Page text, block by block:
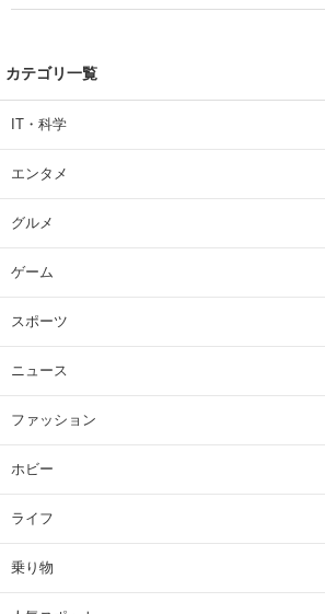
カテゴリ一覧
IT・科学
エンタメ
グルメ
ゲーム
スポーツ
ニュース
ファッション
ホビー
ライフ
乗り物